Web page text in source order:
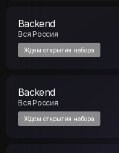
Backend
Вся Россия
Ждем открытия набора
Backend
Вся Россия
Ждем открытия набора